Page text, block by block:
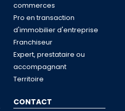
commerces
Pro en transaction
d'immobilier d'entreprise
Franchiseur
Expert, prestataire ou
accompagnant
Territoire
CONTACT